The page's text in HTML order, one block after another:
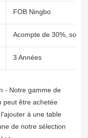
FOB Ningbo
Acompte de 30%,
3 Années
- Notre gamme de
peut être achetée
à une table
de notre sélection